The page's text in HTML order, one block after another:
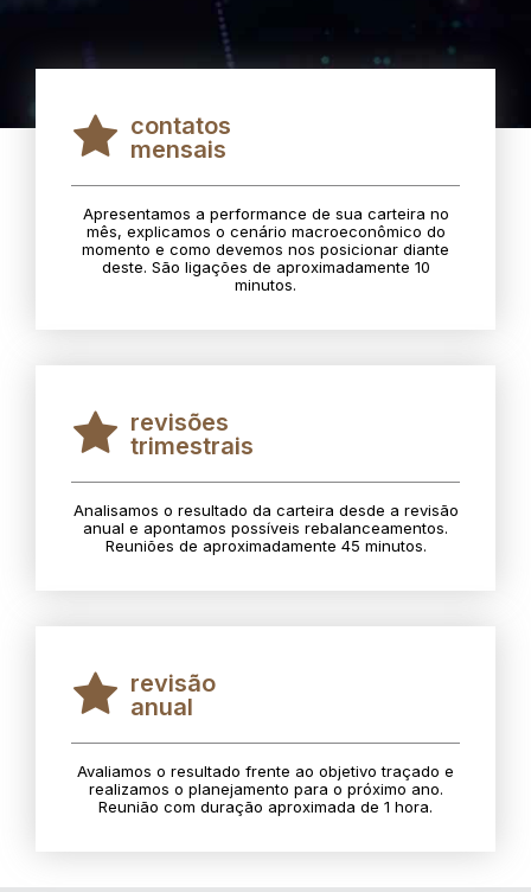
contatos
mensais
Apresentamos a performance de sua carteira no
mês, explicamos o cenário macroeconômico do
momento e como devemos nos posicionar diante
deste. São ligações de aproximadamente 10
minutos.
revisões
trimestrais
Analisamos o resultado da carteira desde a revisão
anual e apontamos possíveis rebalanceamentos.
Reuniões de aproximadamente 45 minutos.
revisão
anual
Avaliamos o resultado frente ao objetivo traçado e
realizamos o planejamento para o próximo ano.
Reunião com duração aproximada de 1 hora.